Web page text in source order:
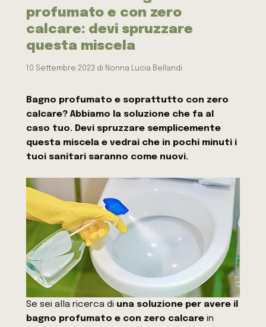
profumato e con zero
calcare: devi spruzzare
questa miscela
10 Settembre 2023 di Nonna Lucia Bellandi
Bagno profumato e soprattutto con zero
calcare? Abbiamo la soluzione che fa al
caso tuo. Devi spruzzare semplicemente
questa miscela e vedrai che in pochi minuti i
tuoi sanitari saranno come nuovi.
Se sei alla ricerca di una soluzione per avere il
bagno profumato e con zero calcare in